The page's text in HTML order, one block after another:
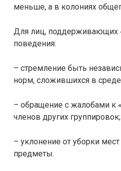
меньше, а в колониях
Для лиц, поддерживающих
поведения:
– стремление быть
норм, сложившихся в
– обращение с жалобами к
членов других группировок;
– уклонение от уборки
предметы.